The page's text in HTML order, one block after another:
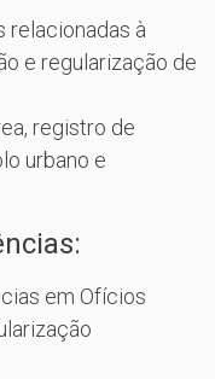
relacionadas à
e regularização de
registro de
urbano e
em Ofícios